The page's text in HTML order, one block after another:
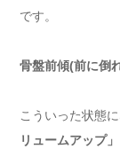
です。
骨盤前傾(前に倒
こういった状態に
リュームアップ」